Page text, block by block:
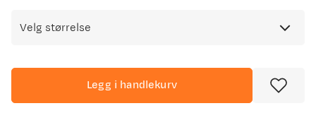
Velg størrelse
Legg i handlekurv